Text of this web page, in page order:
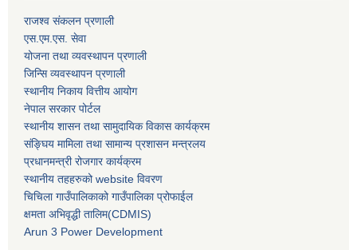
राजश्व संकलन प्रणाली
एस.एम.एस. सेवा
योजना तथा व्यवस्थापन प्रणाली
जिन्सि व्यवस्थापन प्रणाली
स्थानीय निकाय वित्तीय आयोग
नेपाल सरकार पोर्टल
स्थानीय शासन तथा सामुदायिक विकास कार्यक्रम
संङ्घिय मामिला तथा सामान्य प्रशासन मन्त्रलय
प्रधानमन्त्री रोजगार कार्यक्रम
स्थानीय तहहरुको website विवरण
चिचिला गाउँपालिकाको गाउँपालिका प्रोफाईल
क्षमता अभिवृद्धी तालिम(CDMIS)
Arun 3 Power Development